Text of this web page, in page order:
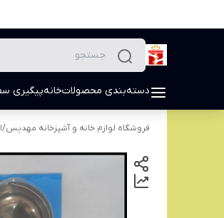
دسته‌بندی محصولاتخانهپیگیری
فروشگاه لوازم خانه و آشپزخانه مهدیس/